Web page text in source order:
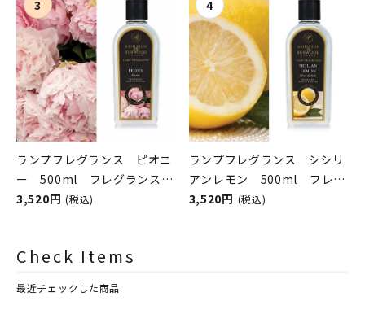
シュレイアンドバーウッド）
シュレイアンドバーウッド）
ランプフレグランス ピオニ
ー 500ml フレグランスラ
ンプ用オイル
3,520円 (税込)
ランプフレグランス シシリ
アンレモン 500ml フレグ
ランスランプ用オイル
3,520円 (税込)
Check Items
最近チェックした商品